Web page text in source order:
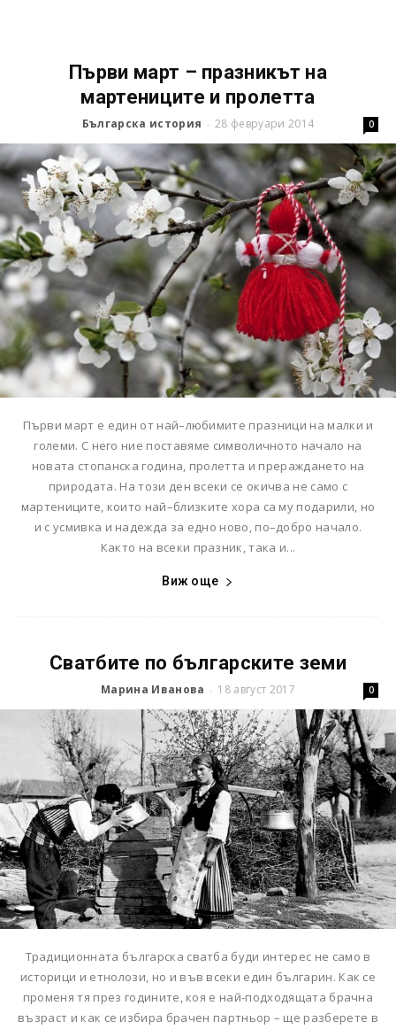
Първи март – празникът на
мартениците и пролетта
Българска история - 28 февруари 2014 0
Първи март е един от най–любимите празници на малки и
големи. С него ние поставяме символичното начало на
новата стопанска година, пролетта и прераждането на
природата. На този ден всеки се окичва не само с
мартениците, които най–близките хора са му подарили, но
и с усмивка и надежда за едно ново, по–добро начало.
Както на всеки празник, така и...
Виж още
Сватбите по българските земи
Марина Иванова - 18 август 2017 0
Традиционната българска сватба буди интерес не само в
историци и етнолози, но и във всеки един българин. Как се
променя тя през годините, коя е най-подходящата брачна
възраст и как се избира брачен партньор – ще разберете в